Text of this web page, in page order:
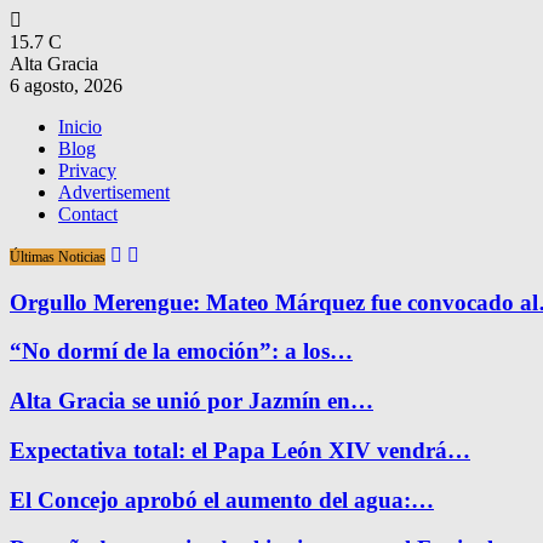
15.7 C
Alta Gracia
6 agosto, 2026
Inicio
Blog
Privacy
Advertisement
Contact
Últimas Noticias
Orgullo Merengue: Mateo Márquez fue convocado
“No dormí de la emoción”: a los…
Alta Gracia se unió por Jazmín en…
Expectativa total: el Papa León XIV vendrá…
El Concejo aprobó el aumento del agua:…